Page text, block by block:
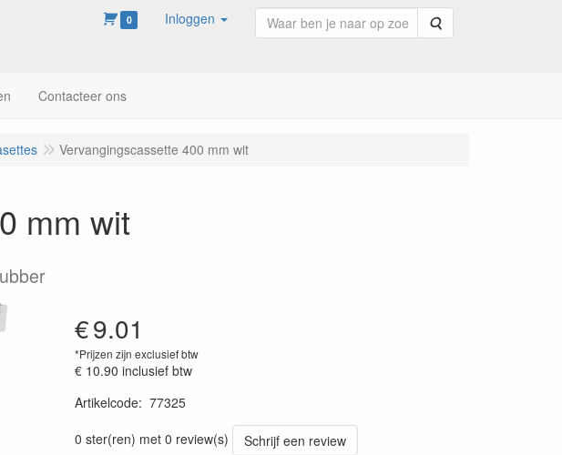
0 Inloggen Zoeken
Contacteer ons
Vervangingscassette 400 mm wit
mm wit
€9.01
*Prijzen zijn exclusief btw
€ 10.90 inclusief btw
Artikelcode: 77325
0 ster(ren) met 0 review(s)
Schrijf een review